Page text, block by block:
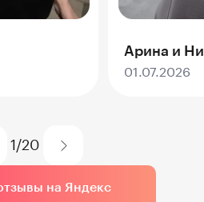
Арина и
01.07.2026
на Яндекс
1 /20